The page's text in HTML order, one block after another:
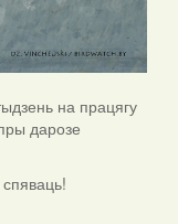
на працягу
дарозе